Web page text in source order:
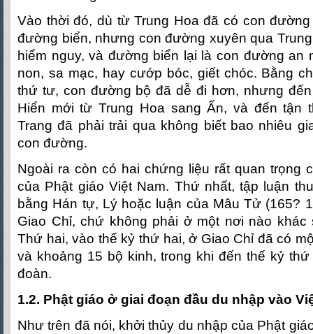
Vào thời đó, dù từ Trung Hoa đã có con
đường biển, nhưng con đường xuyên qua
hiểm nguy, và đường biển lại là con đường an
non, sa mạc, hay cướp bóc, giết chóc. Bằng
thứ tư, con đường bộ đã dễ đi hơn, nhưng
Hiển mới từ Trung Hoa sang Ấn, và đến tận
Trang đã phải trải qua không biết bao nhiêu
con đường.
Ngoài ra còn có hai chứng liệu rất quan trọng
của Phật giáo Việt Nam. Thứ nhất, tập luận
bằng Hán tự, Lý hoặc luận của Mâu Tử (165?
Giao Chỉ, chứ không phải ở một nơi nào khác
Thứ hai, vào thế kỷ thứ hai, ở Giao Chỉ đã có
và khoảng 15 bộ kinh, trong khi đến thế kỷ
đoàn.
1.2. Phật giáo ở giai đoạn đầu du nhập vào
Như trên đã nói, khởi thủy du nhập của Phật